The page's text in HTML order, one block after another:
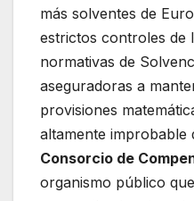
más solventes de
estrictos controles de
normativas de
aseguradoras a
provisiones
altamente improbable
Consorcio de
organismo público